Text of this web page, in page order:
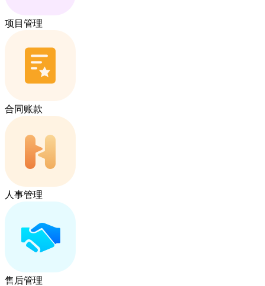
项目管理
合同账款
人事管理
售后管理